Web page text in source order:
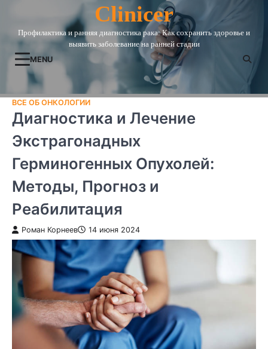
content
Clinicer
Профилактика и ранняя диагностика рака: Как сохранить здоровье и
выявить заболевание на ранней стадии
MENU
ВСЕ ОБ ОНКОЛОГИИ
Диагностика и Лечение
Экстрагонадных
Герминогенных Опухолей:
Методы, Прогноз и
Реабилитация
Роман Корнеев 14 июня 2024